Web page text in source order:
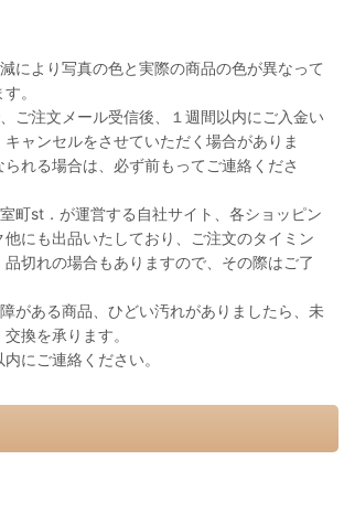
により写真の色と実際の商品の色が異なって
。
ご注文メール受信後、１週間以内にご入金い
ャンセルをさせていただく場合がありま
れる場合は、必ず前もってご連絡くださ
町st．が運営する自社サイト、各ショッピン
にも出品いたしており、ご注文のタイミン
切れの場合もありますので、その際はご了
がある商品、ひどい汚れがありましたら、未
換を承ります。
にご連絡ください。